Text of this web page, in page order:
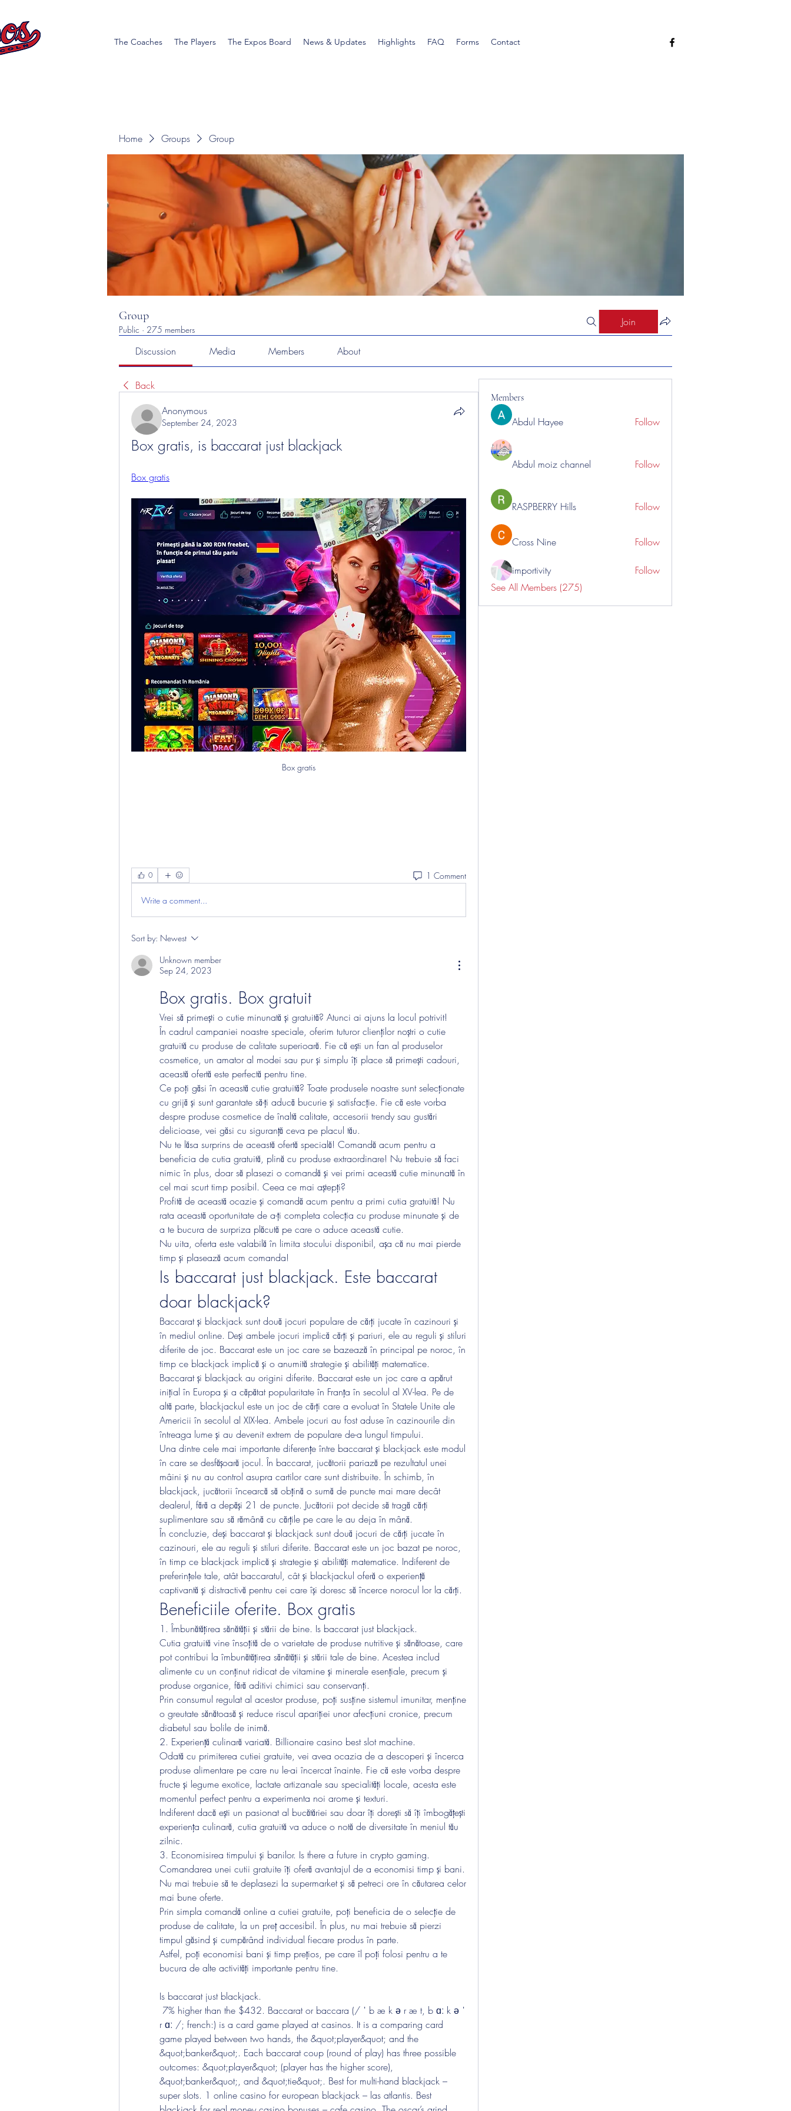
The Coaches The Players The Expos Board News & Updates Highlights FAQ Forms Contact
Home Groups Group
Group
Public · 275 members
Join
Discussion Media Members About
Back
Anonymous
September 24, 2023
Box gratis, is baccarat just blackjack
Box gratis
Box gratis
0 1 Comment
Write a comment...
Sort by: Newest
Unknown member
Sep 24, 2023
Box gratis. Box gratuit
Vrei să primești o cutie minunată și gratuită? Atunci ai ajuns la locul potrivit!
În cadrul campaniei noastre speciale, oferim tuturor clienților noștri o cutie
gratuită cu produse de calitate superioară. Fie că ești un fan al produselor
cosmetice, un amator al modei sau pur și simplu îți place să primești cadouri,
această ofertă este perfectă pentru tine.
Ce poți găsi în această cutie gratuită? Toate produsele noastre sunt selecționate
cu grijă și sunt garantate să-ți aducă bucurie și satisfacție. Fie că este vorba
despre produse cosmetice de înaltă calitate, accesorii trendy sau gustări
delicioase, vei găsi cu siguranță ceva pe placul tău.
Nu te lăsa surprins de această ofertă specială! Comandă acum pentru a
beneficia de cutia gratuită, plină cu produse extraordinare! Nu trebuie să faci
nimic în plus, doar să plasezi o comandă și vei primi această cutie minunată în
cel mai scurt timp posibil. Ceea ce mai aștepți?
Profită de această ocazie și comandă acum pentru a primi cutia gratuită! Nu
rata această oportunitate de a-ți completa colecția cu produse minunate și de
a te bucura de surpriza plăcută pe care o aduce această cutie.
Nu uita, oferta este valabilă în limita stocului disponibil, așa că nu mai pierde
timp și plasează acum comanda!
Is baccarat just blackjack. Este baccarat
doar blackjack?
Baccarat și blackjack sunt două jocuri populare de cărți jucate în cazinouri și
în mediul online. Deși ambele jocuri implică cărți și pariuri, ele au reguli și stiluri
diferite de joc. Baccarat este un joc care se bazează în principal pe noroc, în
timp ce blackjack implică și o anumită strategie și abilități matematice.
Baccarat și blackjack au origini diferite. Baccarat este un joc care a apărut
inițial în Europa și a căpătat popularitate în Franța în secolul al XV-lea. Pe de
altă parte, blackjackul este un joc de cărți care a evoluat în Statele Unite ale
Americii în secolul al XIX-lea. Ambele jocuri au fost aduse în cazinourile din
întreaga lume și au devenit extrem de populare de-a lungul timpului.
Una dintre cele mai importante diferențe între baccarat și blackjack este modul
în care se desfășoară jocul. În baccarat, jucătorii pariază pe rezultatul unei
mâini și nu au control asupra cartilor care sunt distribuite. În schimb, în
blackjack, jucătorii încearcă să obțină o sumă de puncte mai mare decât
dealerul, fără a depăși 21 de puncte. Jucătorii pot decide să tragă cărți
suplimentare sau să rămână cu cărțile pe care le au deja în mână.
În concluzie, deși baccarat și blackjack sunt două jocuri de cărți jucate în
cazinouri, ele au reguli și stiluri diferite. Baccarat este un joc bazat pe noroc,
în timp ce blackjack implică și strategie și abilități matematice. Indiferent de
preferințele tale, atât baccaratul, cât și blackjackul oferă o experiență
captivantă și distractivă pentru cei care își doresc să încerce norocul lor la cărți.
Beneficiile oferite. Box gratis
1. Îmbunătățirea sănătății și stării de bine. Is baccarat just blackjack.
Cutia gratuită vine însoțită de o varietate de produse nutritive și sănătoase, care
pot contribui la îmbunătățirea sănătății și stării tale de bine. Acestea includ
alimente cu un conținut ridicat de vitamine și minerale esențiale, precum și
produse organice, fără aditivi chimici sau conservanți.
Prin consumul regulat al acestor produse, poți susține sistemul imunitar, menține
o greutate sănătoasă și reduce riscul apariției unor afecțiuni cronice, precum
diabetul sau bolile de inimă.
2. Experiență culinară variată. Billionaire casino best slot machine.
Odată cu primiterea cutiei gratuite, vei avea ocazia de a descoperi și încerca
produse alimentare pe care nu le-ai încercat înainte. Fie că este vorba despre
fructe și legume exotice, lactate artizanale sau specialități locale, acesta este
momentul perfect pentru a experimenta noi arome și texturi.
Indiferent dacă ești un pasionat al bucătăriei sau doar îți dorești să îți îmbogățești
experiența culinară, cutia gratuită va aduce o notă de diversitate în meniul tău
zilnic.
3. Economisirea timpului și banilor. Is there a future in crypto gaming.
Comandarea unei cutii gratuite îți oferă avantajul de a economisi timp și bani.
Nu mai trebuie să te deplasezi la supermarket și să petreci ore în căutarea celor
mai bune oferte.
Prin simpla comandă online a cutiei gratuite, poți beneficia de o selecție de
produse de calitate, la un preț accesibil. În plus, nu mai trebuie să pierzi
timpul găsind și cumpărând individual fiecare produs în parte.
Astfel, poți economisi bani și timp prețios, pe care îl poți folosi pentru a te
bucura de alte activități importante pentru tine.
Is baccarat just blackjack.
r ɑː /; french:) is a card game played at casinos. It is a comparing card
game played between two hands, the &quot;player&quot; and the
&quot;banker&quot;. Each baccarat coup (round of play) has three possible
outcomes: &quot;player&quot; (player has the higher score),
&quot;banker&quot;, and &quot;tie&quot;. Best for multi-hand blackjack –
super slots. 1 online casino for european blackjack – las atlantis. Best
Members
Abdul Hayee Follow
Abdul moiz channel Follow
RASPBERRY Hills Follow
Cross Nine Follow
importivity
Follow
See All Members (275)